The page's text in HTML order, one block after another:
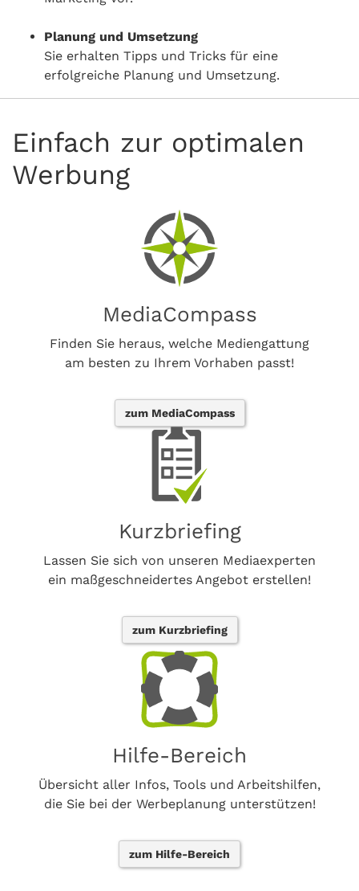
Planung und Umsetzung
Sie erhalten Tipps und Tricks für eine
erfolgreiche Planung und Umsetzung.
Einfach zur optimalen
Werbung
MediaCompass
Finden Sie heraus, welche Mediengattung
am besten zu Ihrem Vorhaben passt!
zum MediaCompass
Kurzbriefing
Lassen Sie sich von unseren Mediaexperten
ein maßgeschneidertes Angebot erstellen!
zum Kurzbriefing
Hilfe-Bereich
Übersicht aller Infos, Tools und Arbeitshilfen,
die Sie bei der Werbeplanung unterstützen!
zum Hilfe-Bereich